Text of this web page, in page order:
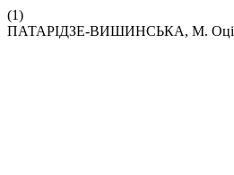
(1)
ПАТАРІДЗЕ-ВИШИНСЬКА, М.